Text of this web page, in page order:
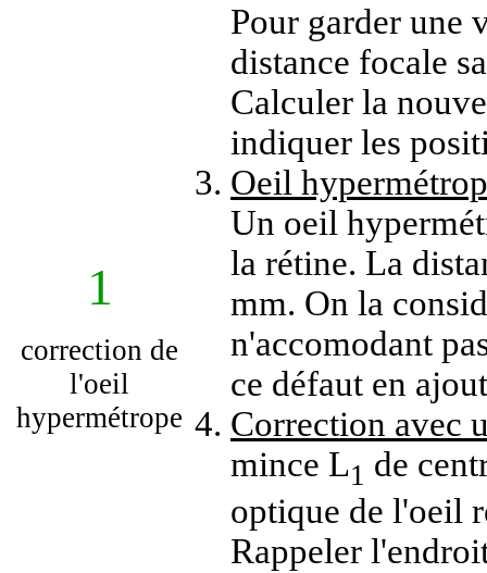
1
correction de
l'oeil
hypermétrope
Pour garder une
distance focale
Calculer la
indiquer les
Oeil
Un oeil
la rétine. La
mm. On la
n'accomodant
ce défaut en
Correction avec
mince L1 de
optique de l'oeil
Rappeler